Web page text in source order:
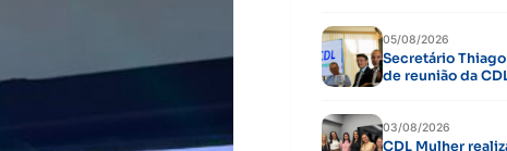
05/08/2026
Secretário
de reunião da
03/08/2026
CDL Mulher